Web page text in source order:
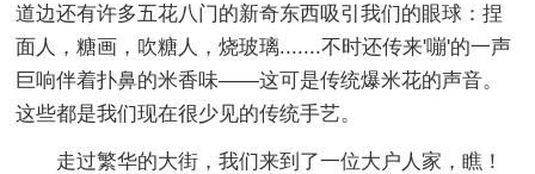
道边还有许多五花八门的新奇东西吸引我们的眼球：捏
面人，糖画，吹糖人，烧玻璃.......不时还传来'嘣'的一声
巨响伴着扑鼻的米香味——这可是传统爆米花的声音。
这些都是我们现在很少见的传统手艺。
走过繁华的大街，我们来到了一位大户人家，瞧！